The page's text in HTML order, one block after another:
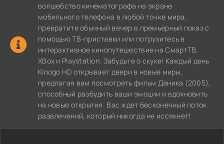
волшебство кинематографа на экране
мобильного телефона в любой точке мира,
превратите обычный вечер в премьерный показ с
помощью ТВ-приставки или погрузитесь в
интерактивное кинопутешествие на СмартТВ,
XBox и Playstation. Забудьте о скуке! Каждый день
Kinogo HD открывает двери в новые миры,
предлагая вам посмотреть фильм Даника (2005),
способный разбудить ваши эмоции и вдохновить
на новые открытия. Вас ждет бесконечный поток
развлечений, который никогда не иссякнет!